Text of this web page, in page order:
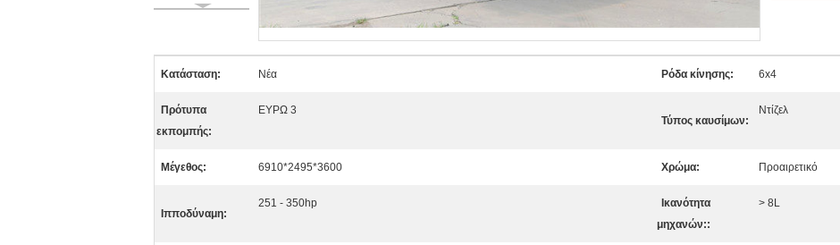
Κατάσταση: Νέα Ρόδα κίνησης: 6x4
Πρότυπα
εκπομπής:
ΕΥΡΩ 3
Τύπος καυσίμων:
Ντίζελ
Μέγεθος: 6910*2495*3600 Χρώμα: Προαιρετικό
Ιπποδύναμη:
251 - 350hp
Ικανότητα
μηχανών::
> 8L